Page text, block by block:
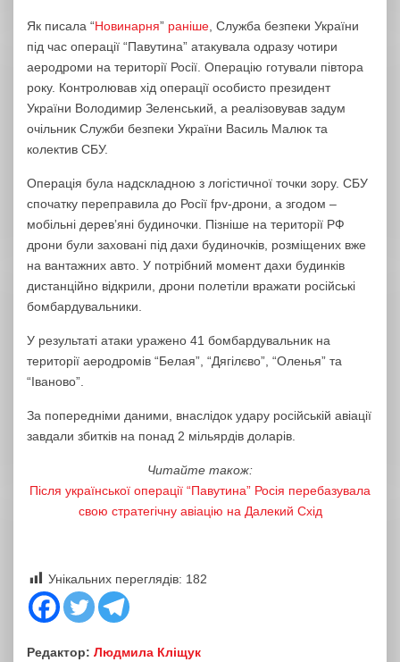
Як писала “Новинарня” раніше , Служба безпеки України
під час операції “Павутина” атакувала одразу чотири
аеродроми на території Росії. Операцію готували півтора
року. Контролював хід операції особисто президент
України Володимир Зеленський, а реалізовував задум
очільник Служби безпеки України Василь Малюк та
колектив СБУ.
Операція була надскладною з логістичної точки зору. СБУ
спочатку переправила до Росії fpv-дрони, а згодом –
мобільні деревʼяні будиночки. Пізніше на території РФ
дрони були заховані під дахи будиночків, розміщених вже
на вантажних авто. У потрібний момент дахи будинків
дистанційно відкрили, дрони полетіли вражати російські
бомбардувальники.
У результаті атаки уражено 41 бомбардувальник на
території аеродромів “Белая”, “Дягілєво”, “Оленья” та
“Іваново”.
За попередніми даними, внаслідок удару російській авіації
завдали збитків на понад 2 мільярдів доларів.
Читайте також:
Після української операції “Павутина” Росія перебазувала
свою стратегічну авіацію на Далекий Схід
Унікальних переглядів: 182
Редактор: Людмила Кліщук